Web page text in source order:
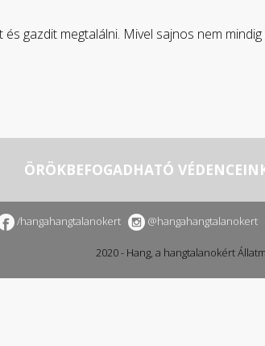
gazdit megtalálni. Mivel sajnos nem
ÖRÖKBEFOGADHATÓ
/hangahangtalanokert @hangahangtalanokert
2020 - Hang, a hangtalanokért